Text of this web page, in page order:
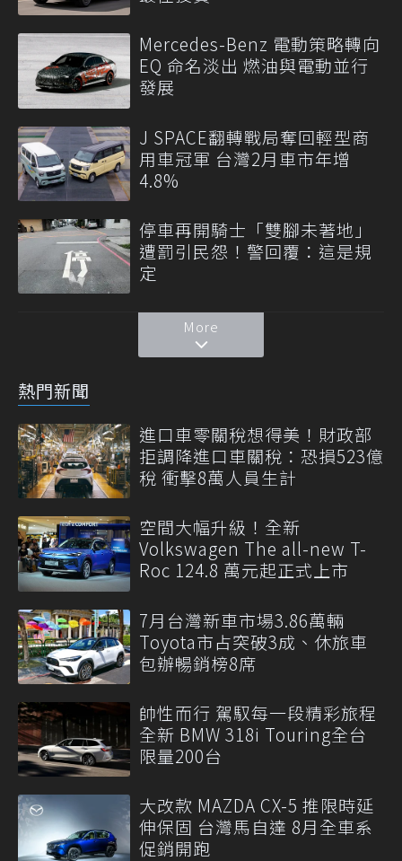
Mercedes-Benz 電動策略轉向
EQ 命名淡出 燃油與電動並行
發展
J SPACE翻轉戰局奪回輕型商
用車冠軍 台灣2月車市年增
4.8%
停車再開騎士「雙腳未著地」
遭罰引民怨！警回覆：這是規
定
More
熱門新聞
進口車零關稅想得美！財政部
拒調降進口車關稅：恐損523億
稅 衝擊8萬人員生計
空間大幅升級！全新
Volkswagen The all-new T-
Roc 124.8 萬元起正式上市
7月台灣新車市場3.86萬輛
Toyota市占突破3成、休旅車
包辦暢銷榜8席
帥性而行 駕馭每一段精彩旅程
全新 BMW 318i Touring全台
限量200台
大改款 MAZDA CX-5 推限時延
伸保固 台灣馬自達 8月全車系
促銷開跑